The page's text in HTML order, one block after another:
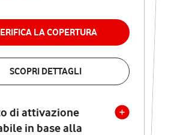
LA COPERTURA
SCOPRI DETTAGLI
di attivazione
in base alla
permanenza
VERIFICA LA COPERTURA
Costo di attivazione
variabile in base alla